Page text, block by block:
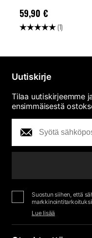
Hinta:59,90 €
59,90 €
Arvio: (1)
Uutiskirje
Tilaa uutiskirjeemme
ensimmäisestä
Suostun siihen, että
Lue lisää